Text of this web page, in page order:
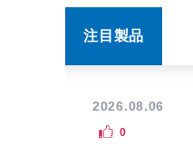
注目製品
2026.08.06
0